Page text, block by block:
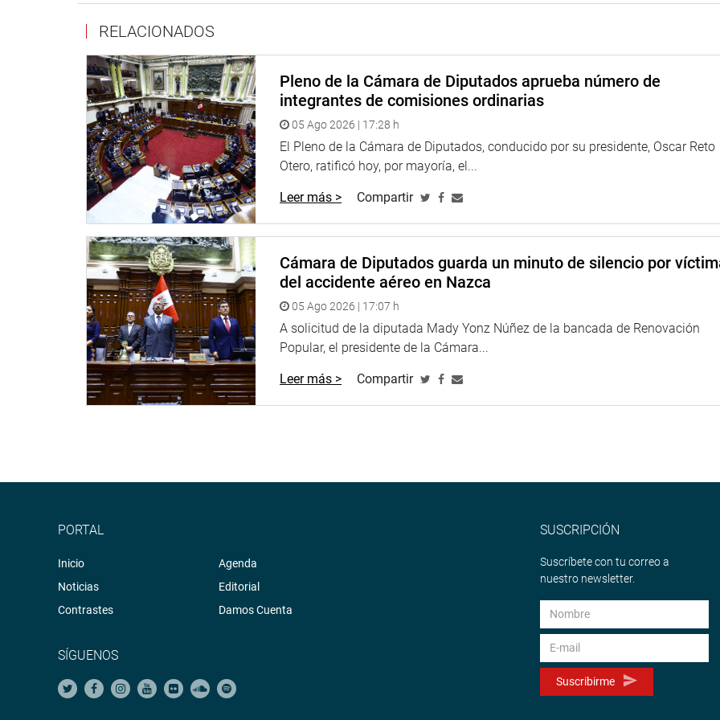
Bazán Narro informó que en base a la información recogida, se evaluaría la presentación de una iniciativa
legislativa a fin de garantizar acciones a favor de las mujeres en estado de embarazo.
OFICINA DE COMUNICACIONES E IMAGEN INSTITUCIONAL
RELACIONADOS
Pleno de la Cámara de Diputados aprueba número de
integrantes de comisiones ordinarias
05 Ago 2026 | 17:28 h
El Pleno de la Cámara de Diputados, conducido por su presidente, Oscar Reto
Otero, ratificó hoy, por mayoría, el...
Leer más > Compartir
Cámara de Diputados guarda un minuto de silencio por
del accidente aéreo en Nazca
05 Ago 2026 | 17:07 h
A solicitud de la diputada Mady Yonz Núñez de la bancada de Renovación
Popular, el presidente de la Cámara...
Leer más > Compartir
PORTAL
Inicio
Noticias
Contrastes
Agenda
Editorial
Damos Cuenta
SÍGUENOS
SUSCRIPCIÓN
Suscríbete con tu correo a
nuestro newsletter.
Suscribirme